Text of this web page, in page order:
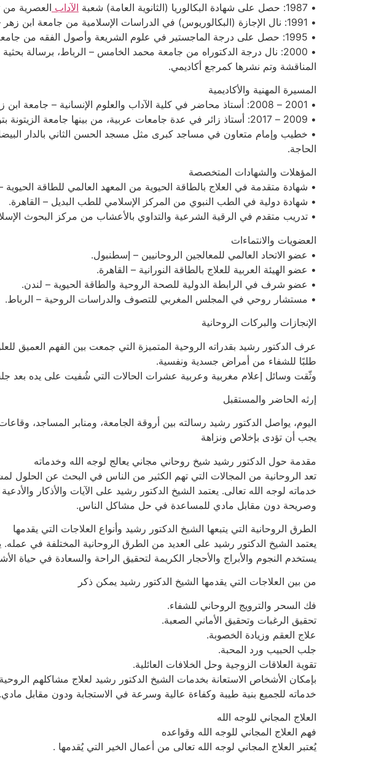
• 1987: حصل على شهادة البكالوريا (الثانوية العامة) شعبة
الآداب العصرية من
• 1991: نال الإجازة (البكالوريوس) في الدراسات الإسلامية من جامعة ابن زهر – أكادير بامتياز.
• 1995: حصل على درجة الماجستير في علوم الشريعة وأصول الفقه من جامعة القرويين – فاس، بأطروحة بعنوان: “الطاقة الروحية في السنة النبوية: دراسة تحليلية”.
• 2000: نال درجة الدكتوراه من جامعة محمد الخامس – الرباط، برسالة
المناقشة وتم نشرها كمرجع أكاديمي.
المسيرة المهنية والأكاديمية
• 2001 – 2008: أستاذ محاضر في كلية الآداب والعلوم الإنسانية – جامعة ابن زهر، حيث قدّم محاضرات في الفكر الإسلامي، الطاقة الروحية، والتصوف المغربي.
• 2009 – 2017: أستاذ زائر في عدة جامعات عربية، من بينها جامعة الزيتونة بتونس وجامعة الأزهر بمصر.
• خطيب وإمام متعاون في مساجد كبرى مثل مسجد الحسن الثاني بالدار
الحاجة.
المؤهلات والشهادات المتخصصة
• شهادة متقدمة في العلاج بالطاقة الحيوية من المعهد العالمي للطاقة الحيوية –
• شهادة دولية في الطب النبوي من المركز الإسلامي للطب البديل – القاهرة.
• تدريب متقدم في الرقية الشرعية والتداوي بالأعشاب من مركز البحوث
العضويات والانتماءات
• عضو الاتحاد العالمي للمعالجين الروحانيين – إسطنبول.
• عضو الهيئة العربية للعلاج بالطاقة النورانية – القاهرة.
• عضو شرف في الرابطة الدولية للصحة الروحية والطاقة الحيوية – لندن.
• مستشار روحي في المجلس المغربي للتصوف والدراسات الروحية – الرباط.
الإنجازات والبركات الروحانية
عرف الدكتور رشيد بقدراته الروحية المتميزة التي جمعت بين الفهم العميق
طلبًا للشفاء من أمراض جسدية ونفسية.
وثّقت وسائل إعلام مغربية وعربية عشرات الحالات التي شُفيت على يده بعد
إرثه الحاضر والمستقبل
اليوم، يواصل الدكتور رشيد رسالته بين أروقة الجامعة، ومنابر المساجد،
يجب أن تؤدى بإخلاص ونزاهة
مقدمة حول الدكتور رشيد شيخ روحاني مجاني يعالج لوجه الله وخدماته
تعد الروحانية من المجالات التي تهم الكثير من الناس في البحث عن الحلول
خدماته لوجه الله تعالى. يعتمد الشيخ الدكتور رشيد على الآيات والأذكار
وصريحة دون مقابل مادي للمساعدة في حل مشاكل الناس.
الطرق الروحانية التي يتبعها الشيخ الدكتور رشيد وأنواع العلاجات التي يقدمها
يعتمد الشيخ الدكتور رشيد على العديد من الطرق الروحانية المختلفة في عمله.
يستخدم النجوم والأبراج والأحجار الكريمة لتحقيق الراحة والسعادة في حياة
من بين العلاجات التي يقدمها الشيخ الدكتور رشيد يمكن ذكر
فك السحر والترويج الروحاني للشفاء.
تحقيق الرغبات وتحقيق الأماني الصعبة.
علاج العقم وزيادة الخصوبة.
جلب الحبيب ورد المحبة.
تقوية العلاقات الزوجية وحل الخلافات العائلية.
بإمكان الأشخاص الاستعانة بخدمات الشيخ الدكتور رشيد لعلاج مشاكلهم
خدماته للجميع بنية طيبة وكفاءة عالية وسرعة في الاستجابة ودون مقابل مادي.
العلاج المجاني للوجه الله
فهم العلاج المجاني للوجه الله وقواعده
يُعتبر العلاج المجاني لوجه الله تعالى من أعمال الخير التي يُقدمها .